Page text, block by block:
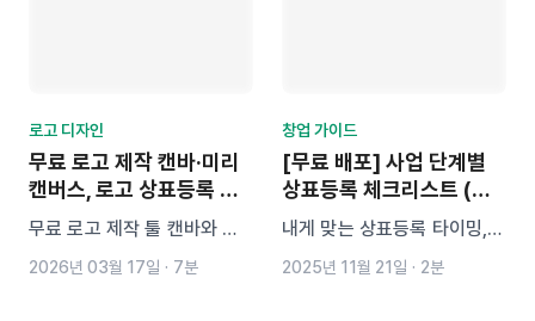
로고 디자인
무료 로고 제작 캔바·미리
캔버스, 로고 상표등록 가
능할까?
무료 로고 제작 툴 캔바와 미
리캔버스로 만든 로고, 상표등
2026년 03월 17일 · 7분
창업 가이드
[무료 배포] 사업 단계별
상표등록 체크리스트 (파
일 다운로드 가능)
내게 맞는 상표등록 타이밍,
놓치지 말고 체크리스트 확인
2025년 11월 21일 · 2분